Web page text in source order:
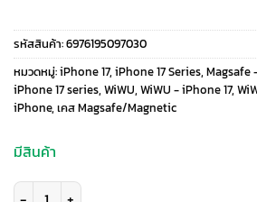
price
was:
790 ฿.
price
is:
590 ฿.
รหัสสินค้า:6976195097030
หมวดหมู่:iPhone 17, iPhone 17 Series, Magsafe
iPhone 17 series, WiWU, WiWU - iPhone 17,
iPhone, เคส Magsafe/Magnetic
มีสินค้า
จำนวน WiWU รุ่น Skin Touch - เคส iPhone 17